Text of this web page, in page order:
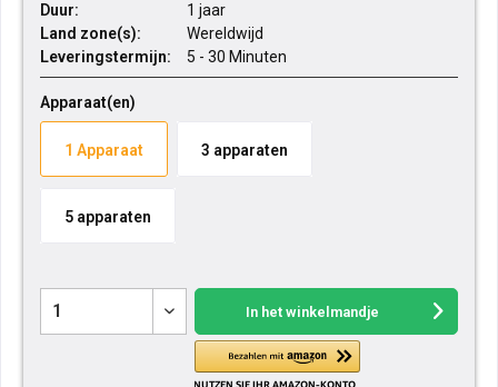
Duur:
1 jaar
Land zone(s):
Wereldwijd
Leveringstermijn:
5 - 30 Minuten
Apparaat(en)
1 Apparaat 3 apparaten
5 apparaten
In het winkelmandje